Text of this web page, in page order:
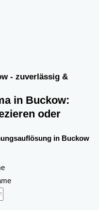
- zuverlässig &
in Buckow:
oder
in Buckow